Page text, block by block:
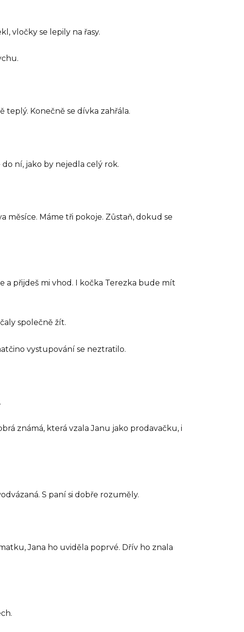
vločky se lepily na řasy.
teplý. Konečně se dívka zahřála.
ní, jako by nejedla celý rok.
měsíce. Máme tři pokoje. Zůstaň, dokud se
a přijdeš mi vhod. I kočka Terezka bude mít
společně žít.
vystupování se neztratilo.
známá, která vzala Janu jako prodavačku, i
S paní si dobře rozuměly.
Jana ho uviděla poprvé. Dřív ho znala